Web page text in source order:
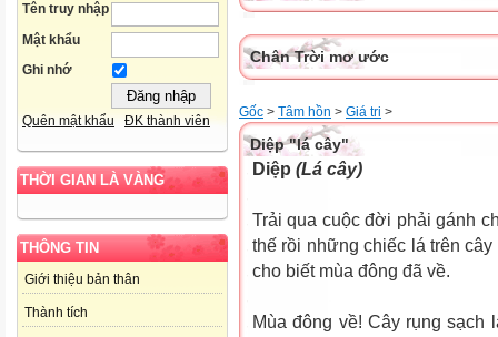
Tên truy nhập
Mật khẩu
Ghi nhớ
Quên mật khẩu ĐK thành viên
THỜI GIAN LÀ VÀNG
THÔNG TIN
Giới thiệu bản thân
Thành tích
Chân Trời mơ ước
Gốc > Tâm hồn > Giá tri >
Diệp "lá cây"
Diệp (Lá cây)
Trải qua cuộc đời phải gánh
thế rồi những chiếc lá trên
cho biết mùa đông đã về.
Mùa đông về! Cây rụng